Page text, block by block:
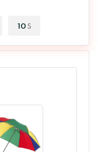
09 S